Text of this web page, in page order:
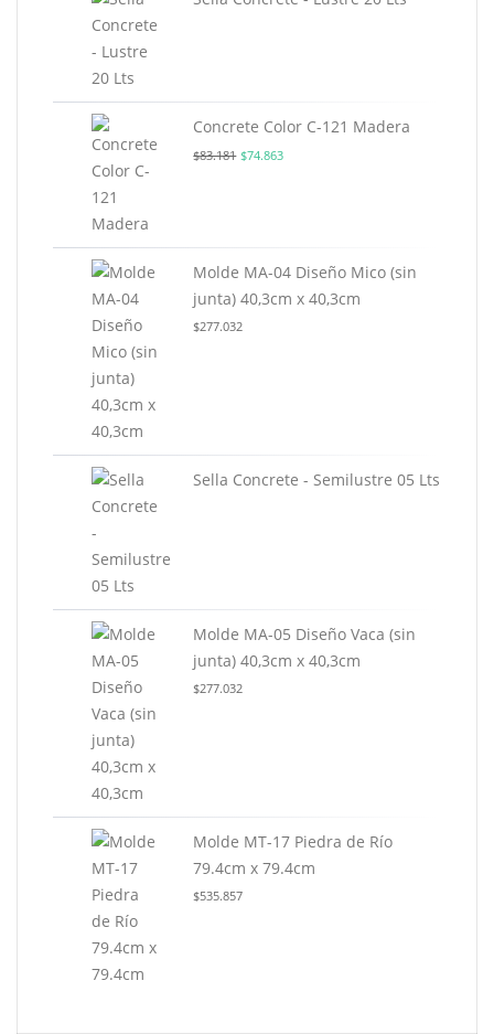
Concrete Color C-121 Madera
$83.181 Original
$74.863Current
Molde MA-04 Diseño Mico (sin
junta) 40,3cm x 40,3cm
$277.032
Sella Concrete - Semilustre 05 Lts
Molde MA-05 Diseño Vaca (sin
junta) 40,3cm x 40,3cm
$277.032
Molde MT-17 Piedra de Río
79.4cm x 79.4cm
$535.857